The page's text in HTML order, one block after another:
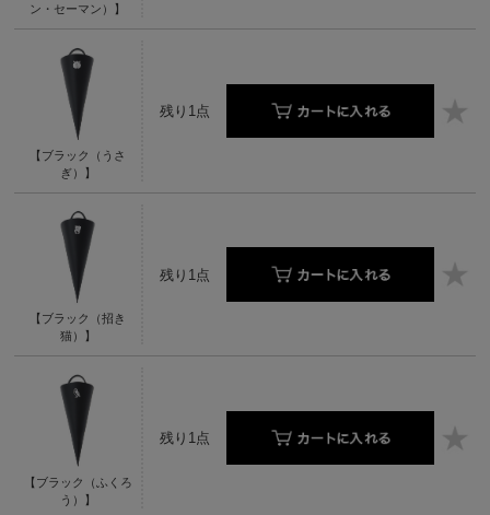
ン・セーマン）】
【ブラック（うさ
ぎ）】
残り1点
【ブラック（招き
猫）】
残り1点
【ブラック（ふくろ
う）】
残り1点